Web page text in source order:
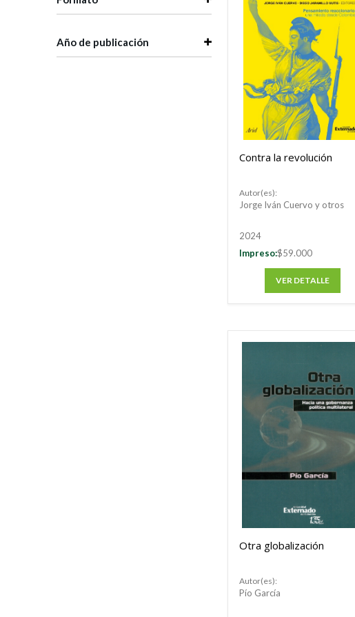
Contra la revolución
Autor(es):
Jorge Iván Cuervo y otros
2024
Impreso:$59.000
VER DETALLE
Otra globalización
Autor(es):
Pío García
Año de publicación